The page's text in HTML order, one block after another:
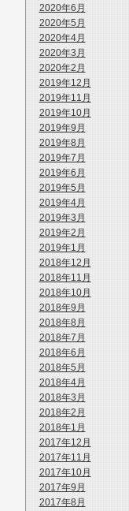
2020年6月
2020年5月
2020年4月
2020年3月
2020年2月
2019年12月
2019年11月
2019年10月
2019年9月
2019年8月
2019年7月
2019年6月
2019年5月
2019年4月
2019年3月
2019年2月
2019年1月
2018年12月
2018年11月
2018年10月
2018年9月
2018年8月
2018年7月
2018年6月
2018年5月
2018年4月
2018年3月
2018年2月
2018年1月
2017年12月
2017年11月
2017年10月
2017年9月
2017年8月